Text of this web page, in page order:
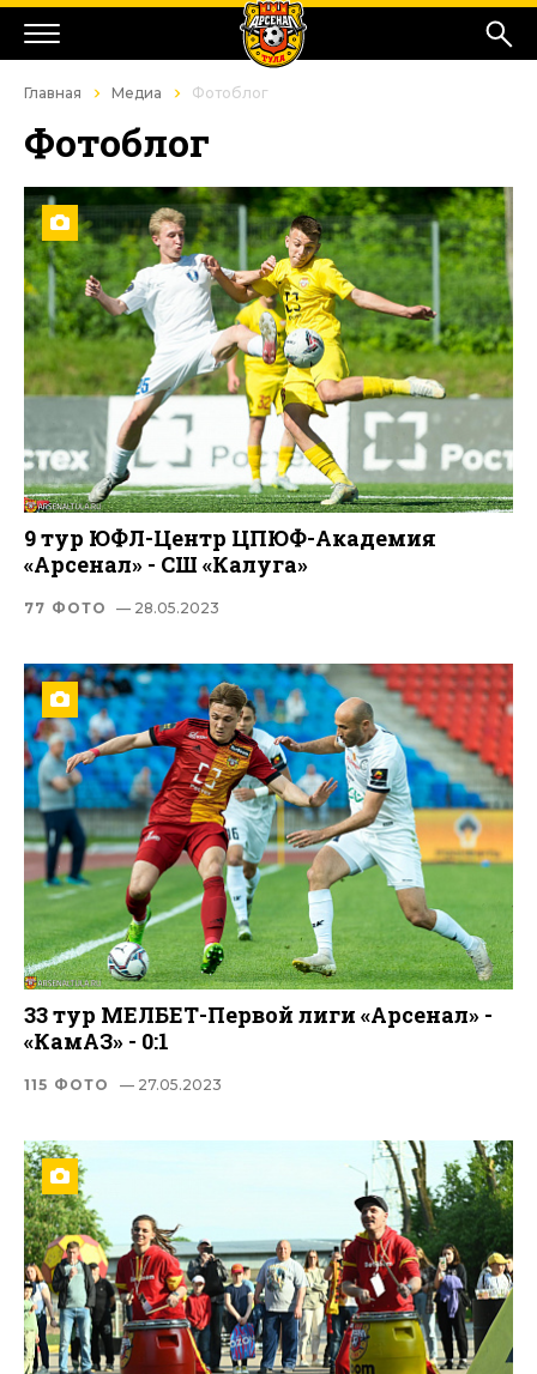
Главная Медиа Фотоблог
Фотоблог
9 тур ЮФЛ-Центр ЦПЮФ-Академия
«Арсенал» - СШ «Калуга»
77 ФОТО — 28.05.2023
33 тур МЕЛБЕТ-Первой лиги «Арсенал» -
«КамАЗ» - 0:1
115 ФОТО — 27.05.2023